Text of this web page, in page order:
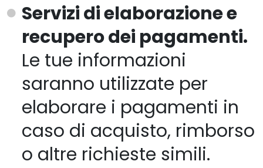
Servizi di elaborazione e
recupero dei pagamenti.
Le tue informazioni
saranno utilizzate per
elaborare i pagamenti in
caso di acquisto, rimborso
o altre richieste simili.